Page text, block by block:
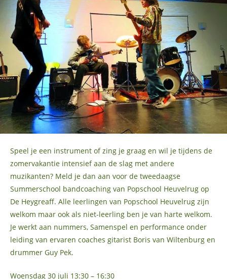
Speel je een instrument of zing je graag en wil je tijdens de
zomervakantie intensief aan de slag met andere
muzikanten? Meld je dan aan voor de tweedaagse
Summerschool bandcoaching van Popschool Heuvelrug op
De Heygreaff. Alle leerlingen van Popschool Heuvelrug zijn
welkom maar ook als niet-leerling ben je van harte welkom.
Je werkt aan nummers, Samenspel en performance onder
leiding van ervaren coaches gitarist Boris van Wiltenburg en
drummer Guy Pek.
Woensdag 30 juli 13:30 – 16:30